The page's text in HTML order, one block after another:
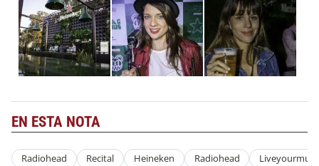
EN ESTA NOTA
Radiohead Recital Heineken Radiohead